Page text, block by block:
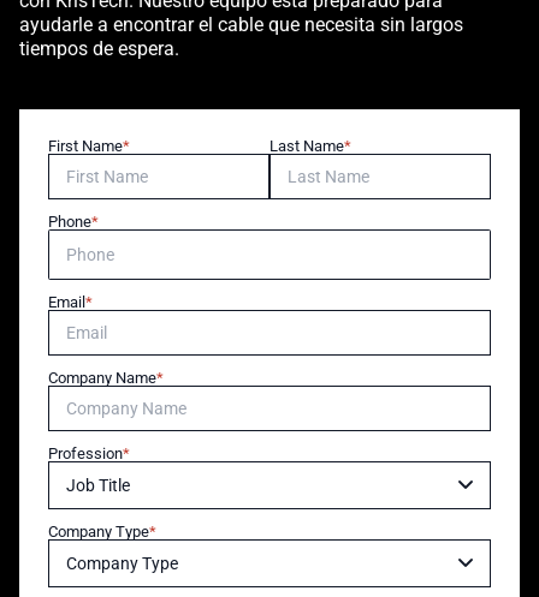
ayudarle a encontrar el cable que necesita sin largos
tiempos de espera.
First Name Last Name
Phone
Email
Company Name
Profession
Company Type